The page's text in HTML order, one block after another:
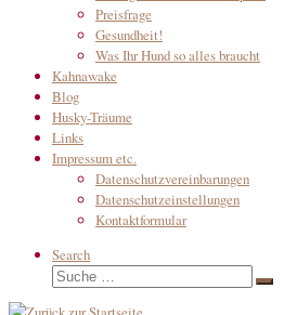
Preisfrage
Gesundheit!
Was Ihr Hund so alles braucht
Kahnawake
Blog
Husky-Träume
Links
Impressum etc.
Datenschutzvereinbarungen
Datenschutzeinstellungen
Kontaktformular
Search
Suche
Suche